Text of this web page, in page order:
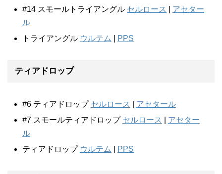
#14 スモールトライアングル セルロース
アセター
ル
トライアングル ウルテム PPS
ティアドロップ
#6 ティアドロップ セルロース
アセタール
#7 スモールティアドロップ セルロース
アセター
ル
ティアドロップ ウルテム PPS